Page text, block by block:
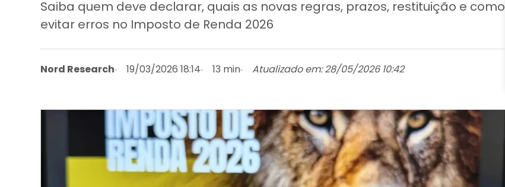
Saiba quem deve declarar, quais as novas regras, prazos, restituição e como
evitar erros no Imposto de Renda 2026
Nord Research 19/03/2026 18:14 13 min Atualizado em: 28/05/2026 10:42